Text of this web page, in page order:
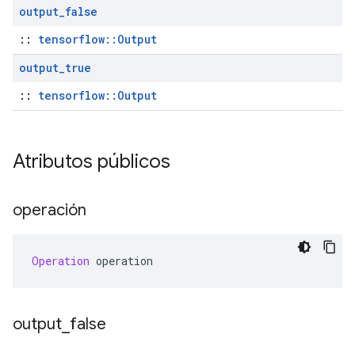
output_false
:: tensorflow::Output
output_true
:: tensorflow::Output
Atributos públicos
operación
Operation operation
output false